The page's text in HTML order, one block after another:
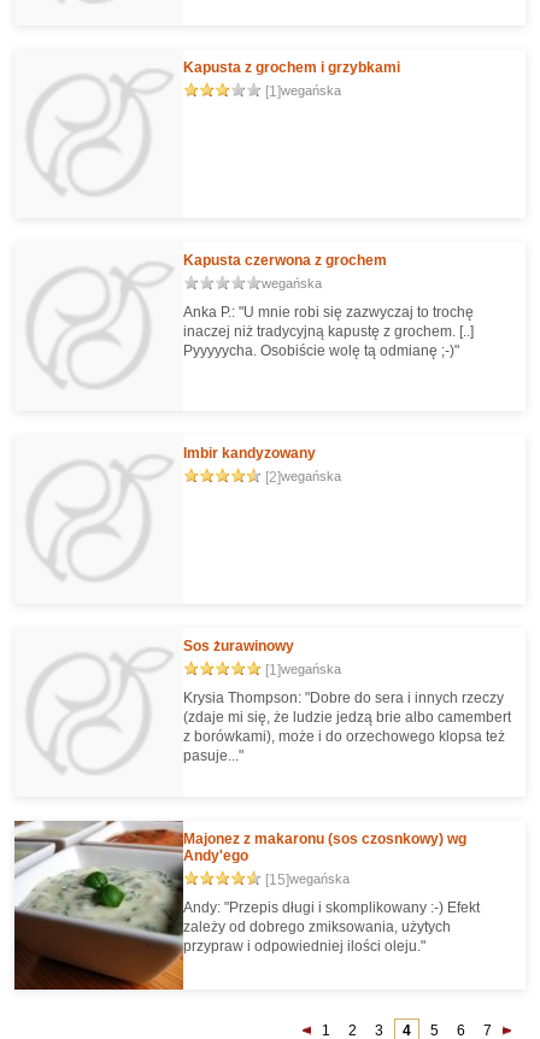
Kapusta z grochem i grzybkami
[1]wegańska
Kapusta czerwona z grochem
wegańska
Anka P.: "U mnie robi się zazwyczaj to trochę
inaczej niż tradycyjną kapustę z grochem. [..]
Pyyyyycha. Osobiście wolę tą odmianę ;-)"
Imbir kandyzowany
[2]wegańska
Sos żurawinowy
[1]wegańska
Krysia Thompson: "Dobre do sera i innych rzeczy
(zdaje mi się, że ludzie jedzą brie albo camembert
z borówkami), może i do orzechowego klopsa też
pasuje..."
Majonez z makaronu (sos czosnkowy) wg
Andy'ego
[15]wegańska
Andy: "Przepis długi i skomplikowany :-) Efekt
zależy od dobrego zmiksowania, użytych
przypraw i odpowiedniej ilości oleju."
1 2 3 4 5 6 7